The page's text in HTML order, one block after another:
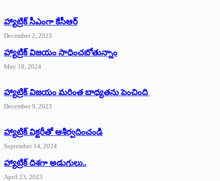
హ్యాట్రిక్‌ ‌సీఎంగా కేసీఆర్‌
December 2, 2023
హ్యాట్రిక్‌ విజయం సాధించబోతున్నాం
May 18, 2024
హ్యాట్రిక్ విజయం మరింత బాధ్యతను పెంచింది
December 9, 2023
హ్యాట్రిక్‌ ‌విక్టరీతో ఆశీర్వదించండి
September 14, 2024
‌హ్యాట్రిక్‌ ‌దిశగా అడుగులు..
April 23, 2023